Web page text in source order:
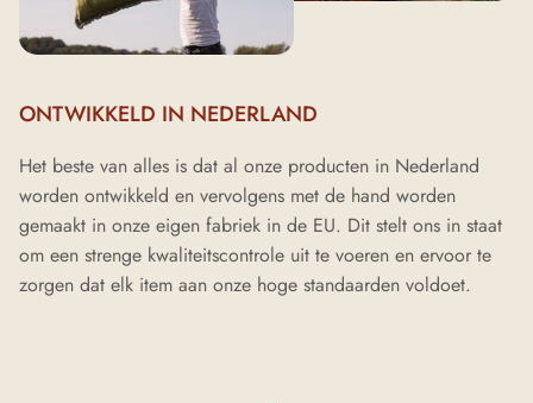
ONTWIKKELD IN NEDERLAND
Het beste van alles is dat al onze producten in Nederland
worden ontwikkeld en vervolgens met de hand worden
gemaakt in onze eigen fabriek in de EU. Dit stelt ons in staat
om een strenge kwaliteitscontrole uit te voeren en ervoor te
zorgen dat elk item aan onze hoge standaarden voldoet.